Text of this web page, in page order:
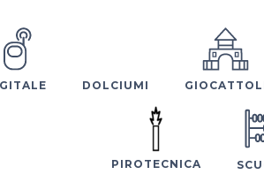
DOLCIUMI
PIROTECNICA